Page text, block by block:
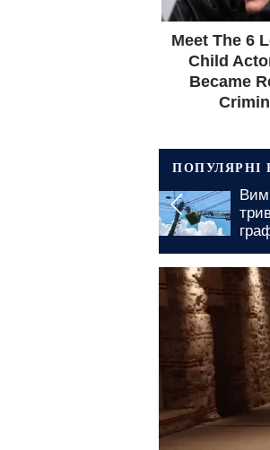
ПОПУЛЯРНІ
тривалими: якими будуть
графіки відключення